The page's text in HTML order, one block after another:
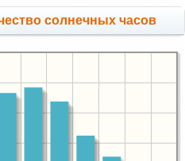
солнечных часов